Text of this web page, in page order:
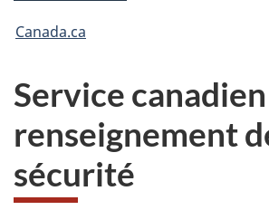
Vous
ici :
Canada.ca
Service
renseignement
sécurité